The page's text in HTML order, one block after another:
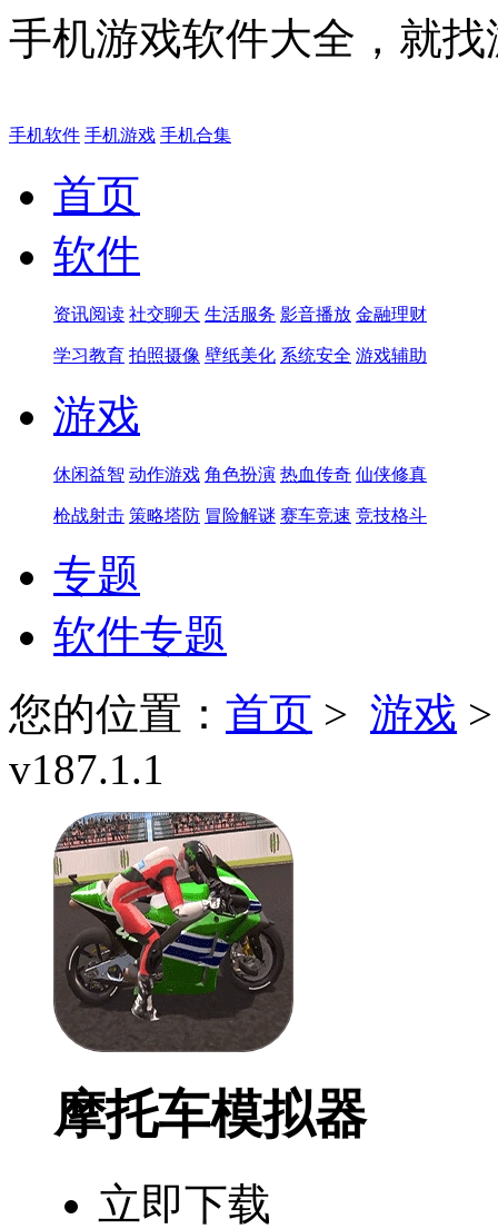
手机游戏软件大全，就
手机软件 手机游戏 手机合集
首页
软件
资讯阅读 社交聊天 生活服务 影音播放 金融理财
学习教育 拍照摄像 壁纸美化 系统安全 游戏辅助
游戏
休闲益智 动作游戏 角色扮演 热血传奇 仙侠修真
枪战射击 策略塔防 冒险解谜 赛车竞速 竞技格斗
专题
软件专题
您的位置： 首页 > 游戏
v187.1.1
摩托车模拟器
立即下载